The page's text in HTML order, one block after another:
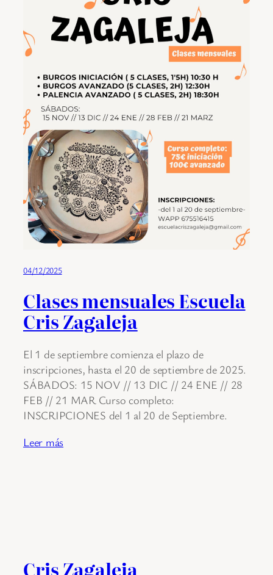
04/12/2025
Clases mensuales Escuela
Cris Zagaleja
El 1 de septiembre comienza el plazo de
inscripciones, hasta el 20 de septiembre de 2025.
SÁBADOS: 15 NOV // 13 DIC // 24 ENE // 28
FEB // 21 MAR Curso completo:
INSCRIPCIONES del 1 al 20 de Septiembre.
Leer más
Cris Zagaleja